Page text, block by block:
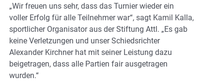
„Wir freuen uns sehr, dass das Turnier wieder ein
voller Erfolg für alle Teilnehmer war“, sagt Kamil Kalla,
sportlicher Organisator aus der Stiftung Attl. „Es gab
keine Verletzungen und unser Schiedsrichter
Alexander Kirchner hat mit seiner Leistung dazu
beigetragen, dass alle Partien fair ausgetragen
wurden.“